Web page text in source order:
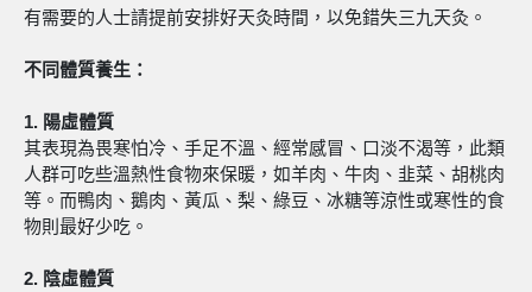
有需要的人士請提前安排好天灸時間，以免錯失三九天灸。
不同體質養生：
1. 陽虛體質
其表現為畏寒怕冷、手足不溫、經常感冒、口淡不渴等，此類
人群可吃些溫熱性食物來保暖，如羊肉、牛肉、韭菜、胡桃肉
等。而鴨肉、鵝肉、黃瓜、梨、綠豆、冰糖等涼性或寒性的食
物則最好少吃。
2. 陰虛體質